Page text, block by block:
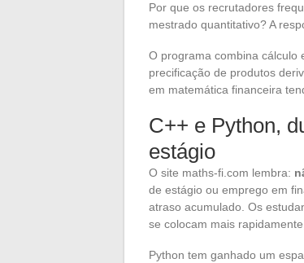
Por que os recrutadores
mestrado quantitativo? A
O programa combina cálculo
precificação de produtos
em matemática financeira
C++ e Python,
estágio
O site maths-fi.com lembra:
de estágio ou emprego em
atraso acumulado. Os
se colocam mais
Python tem ganhado um